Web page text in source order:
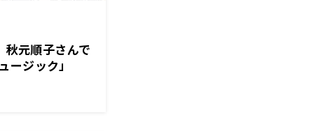
元順子さんで
ージック」